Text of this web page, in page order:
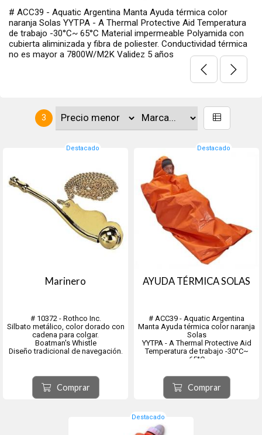
# ACC39 - Aquatic Argentina Manta Ayuda térmica color
naranja Solas YYTPA - A Thermal Protective Aid Temperatura
de trabajo -30°C~ 65°C Material impermeable Polyamida con
cubierta aliminizada y fibra de poliester. Conductividad térmica
no es mayor a 7800W/M2K Validez 5 años
3
Destacado
Marinero
# 10372 - Rothco Inc.
Silbato metálico, color dorado con
cadena para colgar.
Boatman's Whistle
Diseño tradicional de navegación.
Comprar
Destacado
AYUDA TÉRMICA SOLAS
# ACC39 - Aquatic Argentina
Manta Ayuda térmica color naranja
Solas
YYTPA - A Thermal Protective Aid
Temperatura de trabajo -30°C~
65°C
con cubierta aliminizada y fibra de
poliester.
Conductividad térmica no es
mayor a 7800W/M2K
Comprar
Destacado